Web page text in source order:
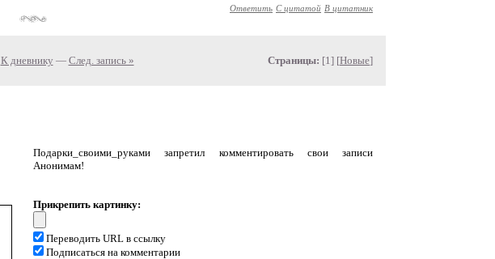
Ответить С цитатой В цитатник
К дневнику — След. запись » Страницы: [1] [Новые]
Подарки_своими_руками запретил комментировать свои записи
Анонимам!
Прикрепить картинку:
Переводить URL в ссылку
Подписаться на комментарии